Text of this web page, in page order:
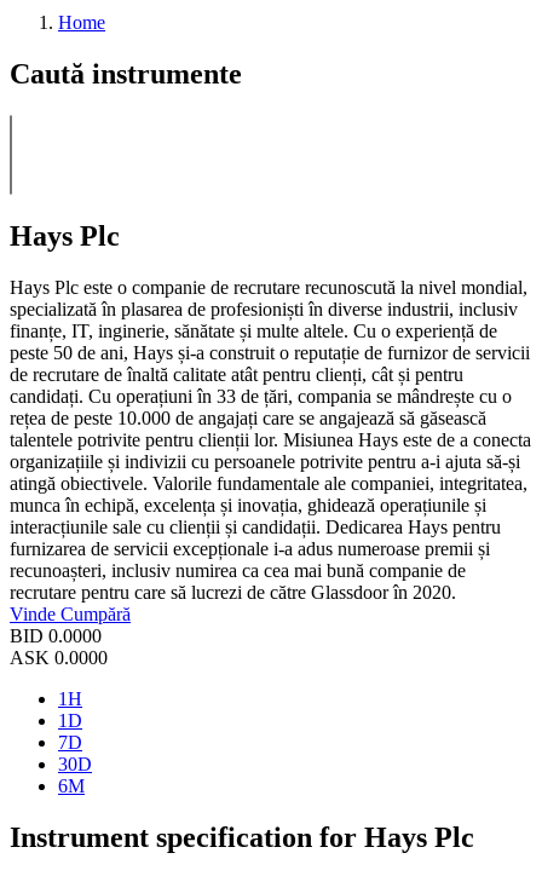
Home
Caută instrumente
Hays Plc
Hays Plc este o companie de recrutare recunoscută la nivel mondial,
specializată în plasarea de profesioniști în diverse industrii, inclusiv
finanțe, IT, inginerie, sănătate și multe altele. Cu o experiență de
peste 50 de ani, Hays și-a construit o reputație de furnizor de servicii
de recrutare de înaltă calitate atât pentru clienți, cât și pentru
candidați. Cu operațiuni în 33 de țări, compania se mândrește cu o
rețea de peste 10.000 de angajați care se angajează să găsească
talentele potrivite pentru clienții lor. Misiunea Hays este de a conecta
organizațiile și indivizii cu persoanele potrivite pentru a-i ajuta să-și
atingă obiectivele. Valorile fundamentale ale companiei, integritatea,
munca în echipă, excelența și inovația, ghidează operațiunile și
interacțiunile sale cu clienții și candidații. Dedicarea Hays pentru
furnizarea de servicii excepționale i-a adus numeroase premii și
recunoașteri, inclusiv numirea ca cea mai bună companie de
recrutare pentru care să lucrezi de către Glassdoor în 2020.
Vinde Cumpără
BID 0.0000
ASK 0.0000
1H
1D
7D
30D
6M
Instrument specification for Hays Plc